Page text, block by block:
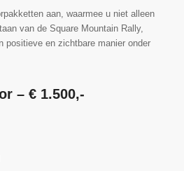
aan, waarmee u niet alleen
van de Square Mountain Rally,
positieve en zichtbare manier onder
– € 1.500,-